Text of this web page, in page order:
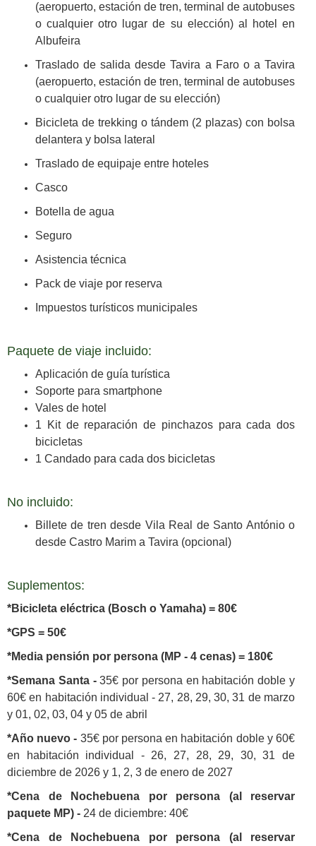
(aeropuerto, estación de tren, terminal de autobuses
o cualquier otro lugar de su elección) al hotel en
Albufeira
Traslado de salida desde Tavira a Faro o a Tavira
(aeropuerto, estación de tren, terminal de autobuses
o cualquier otro lugar de su elección)
Bicicleta de trekking o tándem (2 plazas) con bolsa
delantera y bolsa lateral
Traslado de equipaje entre hoteles
Casco
Botella de agua
Seguro
Asistencia técnica
Pack de viaje por reserva
Impuestos turísticos municipales
Paquete de viaje incluido:
Aplicación de guía turística
Soporte para smartphone
Vales de hotel
1 Kit de reparación de pinchazos para cada dos
bicicletas
1 Candado para cada dos bicicletas
No incluido:
Billete de tren desde Vila Real de Santo António o
desde Castro Marim a Tavira (opcional)
Suplementos:
*Bicicleta eléctrica (Bosch o Yamaha) = 80€
*GPS = 50€
*Media pensión por persona (MP - 4 cenas) = 180€
*Semana Santa -35€ por persona en habitación doble y
60€ en habitación individual - 27, 28, 29, 30, 31 de marzo
y 01, 02, 03, 04 y 05 de abril
*Año nuevo - 35€ por persona en habitación doble y 60€
en habitación individual - 26, 27, 28, 29, 30, 31 de
diciembre de 2026 y 1, 2, 3 de enero de 2027
*Cena de Nochebuena por persona (al reservar
paquete MP) - 24 de diciembre: 40€
*Cena de Nochebuena por persona (al reservar